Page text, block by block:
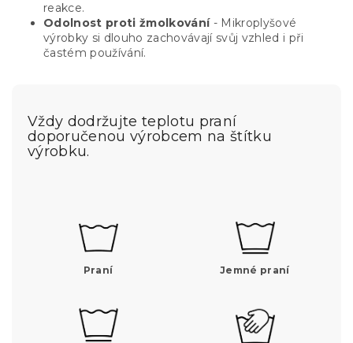
reakce.
Odolnost proti žmolkování- Mikroplyšové
výrobky si dlouho zachovávají svůj vzhled i při
častém používání.
Vždy dodržujte teplotu praní
doporučenou výrobcem na štítku
výrobku.
Praní Jemné praní